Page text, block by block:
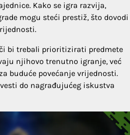
Kako se igra razvija,
mogu steći prestiž, što dovodi
bi trebali prioritizirati predmete
njihovo trenutno igranje, već
buduće povećanje vrijednosti.
do nagrađujućeg iskustva